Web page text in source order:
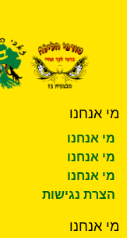
מי אנחנו
מי אנחנו
מי אנחנו
מי אנחנו
הצרת נגישות
מי אנחנו